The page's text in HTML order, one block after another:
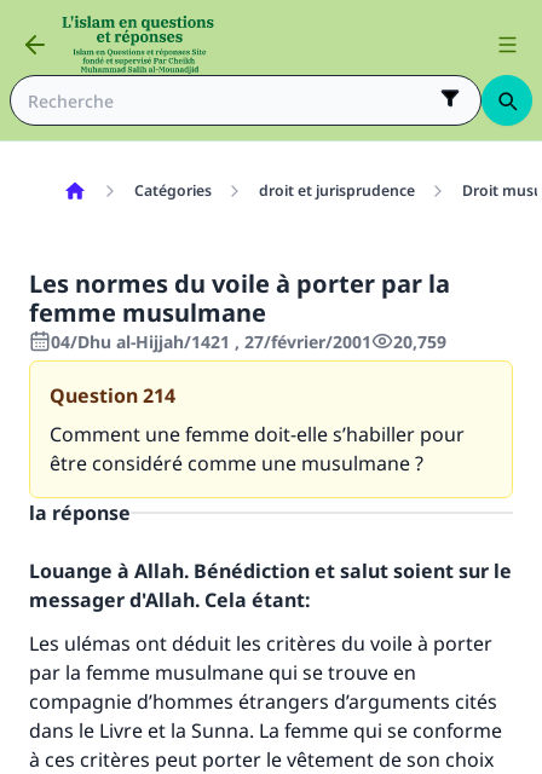
Catégories droit et jurisprudence Droit
Les normes du voile à porter par la
femme musulmane
04/Dhu al-Hijjah/1421 , 27/février/2001 20,759
Question214
Comment une femme doit-elle s’habiller pour
être considéré comme une musulmane ?
la réponse
Louange à Allah. Bénédiction et salut soient sur le
messager d'Allah. Cela étant:
Les ulémas ont déduit les critères du voile à porter
par la femme musulmane qui se trouve en
compagnie d’hommes étrangers d’arguments cités
dans le Livre et la Sunna. La femme qui se conforme
à ces critères peut porter le vêtement de son choix